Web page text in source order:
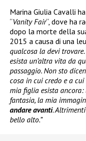
Marina Giulia Cavalli
“Vanity Fair“, dove ha
dopo la morte della
2015 a causa di una
qualcosa la devi
esista un’altra vita da
passaggio. Non sto
cosa in cui credo e a
mia figlia esista ancora:
fantasia, la mia
andare avanti.
bello alto.”